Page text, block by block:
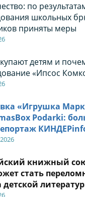
по
школьных
приняты меры
детям и
«Ипсос
«Игрушка
Podarki:
книжный
стать